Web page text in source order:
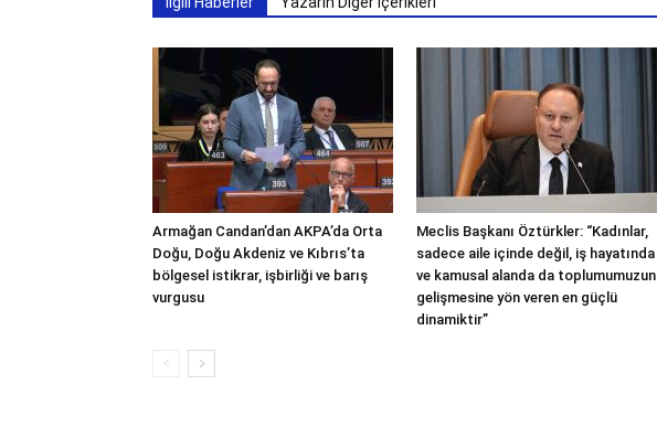
Armağan Candan’dan AKPA’da Orta
Doğu, Doğu Akdeniz ve Kıbrıs’ta
bölgesel istikrar, işbirliği ve barış
vurgusu
Meclis Başkanı Öztürkler: “Kadınlar,
sadece aile içinde değil, iş hayatında
ve kamusal alanda da toplumumuzun
gelişmesine yön veren en güçlü
dinamiktir”